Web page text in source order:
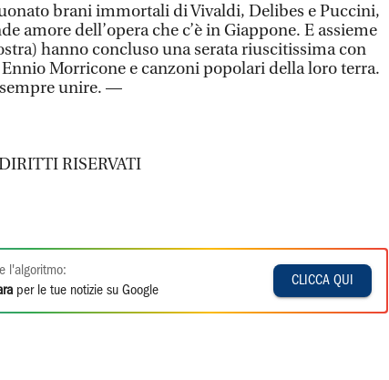
brani immortali di Vivaldi, Delibes e Puccini,
amore dell’opera che c’è in Giappone. E assieme
hanno concluso una serata riuscitissima con
Morricone e canzoni popolari della loro terra.
sempre unire. —
RISERVATI
l'algoritmo:
per le tue notizie su Google
CLICCA QUI